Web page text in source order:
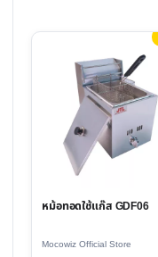
หม้อทอดใช้แก๊ส GDF06
Mocowiz Official Store